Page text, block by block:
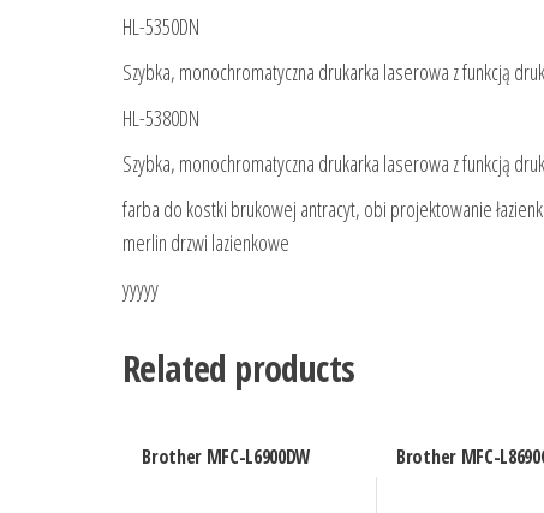
HL-5350DN
Szybka, monochromatyczna drukarka laserowa z funkcją
HL-5380DN
Szybka, monochromatyczna drukarka laserowa z funkcją
farba do kostki brukowej antracyt, obi projektowanie
merlin drzwi lazienkowe
yyyyy
Related products
Brother MFC-L6900DW Brother MFC-